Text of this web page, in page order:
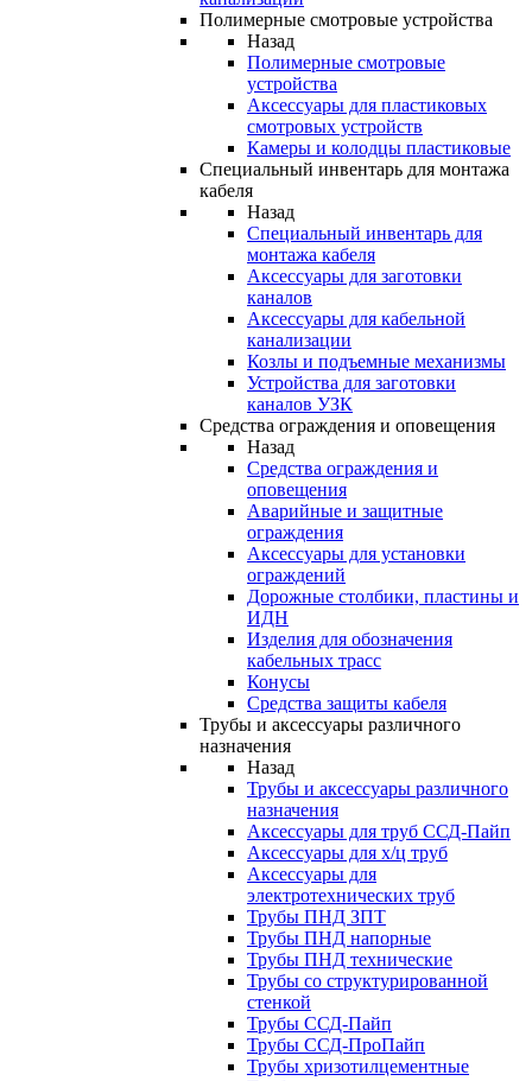
Полимерные смотровые устройства
Назад
Полимерные смотровые
устройства
Аксессуары для пластиковых
смотровых устройств
Камеры и колодцы пластиковые
Специальный инвентарь для монтажа
кабеля
Назад
Специальный инвентарь для
монтажа кабеля
Аксессуары для заготовки
каналов
Аксессуары для кабельной
канализации
Козлы и подъемные механизмы
Устройства для заготовки
каналов УЗК
Средства ограждения и оповещения
Назад
Средства ограждения и
оповещения
Аварийные и защитные
ограждения
Аксессуары для установки
ограждений
Дорожные столбики, пластины и
ИДН
Изделия для обозначения
кабельных трасс
Конусы
Средства защиты кабеля
Трубы и аксессуары различного
назначения
Назад
Трубы и аксессуары различного
назначения
Аксессуары для труб ССД-Пайп
Аксессуары для х/ц труб
Аксессуары для
электротехнических труб
Трубы ПНД ЗПТ
Трубы ПНД напорные
Трубы ПНД технические
Трубы со структурированной
стенкой
Трубы ССД-Пайп
Трубы ССД-ПроПайп
Трубы хризотилцементные